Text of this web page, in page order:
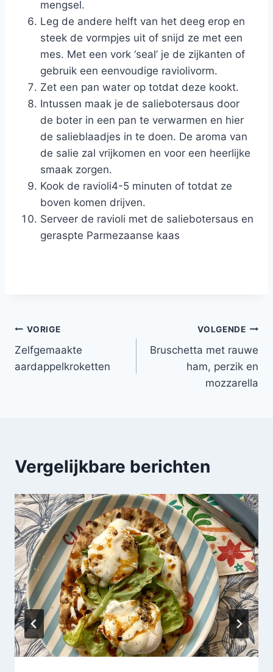
mengsel.
Leg de andere helft van het deeg erop en
steek de vormpjes uit of snijd ze met een
mes. Met een vork ‘seal’ je de zijkanten of
gebruik een eenvoudige raviolivorm.
Zet een pan water op totdat deze kookt.
Intussen maak je de saliebotersaus door
de boter in een pan te verwarmen en hier
de salieblaadjes in te doen. De aroma van
de salie zal vrijkomen en voor een heerlijke
smaak zorgen.
Kook de ravioli4-5 minuten of totdat ze
boven komen drijven.
Serveer de ravioli met de saliebotersaus en
geraspte Parmezaanse kaas
Bericht
navigatie
VORIGE
Zelfgemaakte
aardappelkroketten
VOLGENDE
Bruschetta met rauwe
ham, perzik en
mozzarella
Vergelijkbare berichten